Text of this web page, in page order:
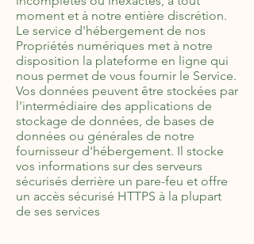
moment et à notre entière discrétion.
Le service d'hébergement de nos
Propriétés numériques met à notre
disposition la plateforme en ligne qui
nous permet de vous fournir le Service.
Vos données peuvent être stockées par
l'intermédiaire des applications de
stockage de données, de bases de
données ou générales de notre
fournisseur d'hébergement. Il stocke
vos informations sur des serveurs
sécurisés derrière un pare-feu et offre
un accès sécurisé HTTPS à la plupart
de ses services